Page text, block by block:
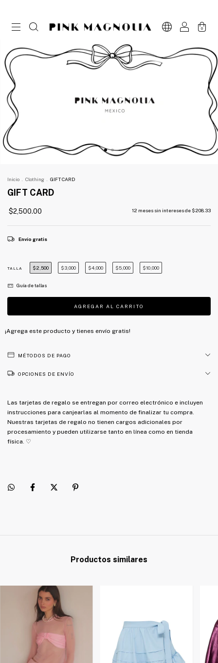
0
Inicio . Clothing . GIFT CARD
GIFT CARD
$2,500.00 12 meses sin intereses de $208.33
Envío gratis
TALLA $2,500 $3,000 $4,000 $5,000 $10,000
Guía de tallas
¡Agrega este producto y tienes envío gratis!
MÉTODOS DE PAGO
OPCIONES DE ENVÍO
Las tarjetas de regalo se entregan por correo electrónico e incluyen
instrucciones para canjearlas al momento de finalizar tu compra.
Nuestras tarjetas de regalo no tienen cargos adicionales por
procesamiento y pueden utilizarse tanto en línea como en tienda
física. ♡
Productos similares